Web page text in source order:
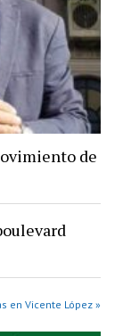
de
en Vicente López »